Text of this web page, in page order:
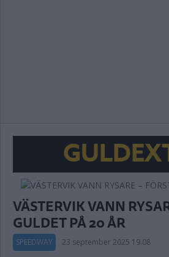
VÄSTERVIK VANN
GULDET PÅ 20 ÅR
SPEEDWAY 23 september 2025 19.08